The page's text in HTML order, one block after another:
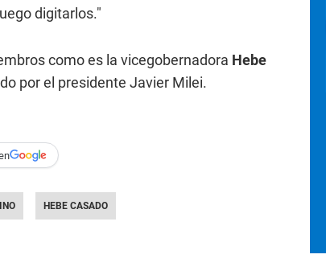
digitarlos."
como es la vicegobernadora Hebe
por el presidente Javier Milei.
HEBE CASADO